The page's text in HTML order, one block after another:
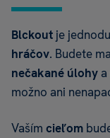
Blckout je
hráčov. Budete
nečakané úlohy a
možno ani
Vaším cieľom